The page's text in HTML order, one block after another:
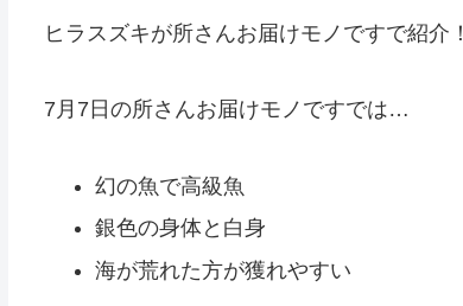
ヒラスズキが所さんお届けモノですで紹介！
7月7日の所さんお届けモノですでは…
幻の魚で高級魚
銀色の身体と白身
海が荒れた方が獲れやすい